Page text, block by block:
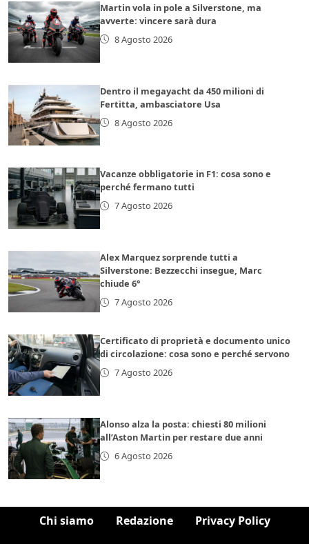
Martin vola in pole a Silverstone, ma
avverte: vincere sarà dura
8 Agosto 2026
Dentro il megayacht da 450 milioni di
Fertitta, ambasciatore Usa
8 Agosto 2026
Vacanze obbligatorie in F1: cosa sono e
perché fermano tutti
7 Agosto 2026
Alex Marquez sorprende tutti a
Silverstone: Bezzecchi insegue, Marc
chiude 6°
7 Agosto 2026
Certificato di proprietà e documento unico
di circolazione: cosa sono e perché servono
7 Agosto 2026
Alonso alza la posta: chiesti 80 milioni
all’Aston Martin per restare due anni
6 Agosto 2026
Chi siamo Redazione
Privacy Policy